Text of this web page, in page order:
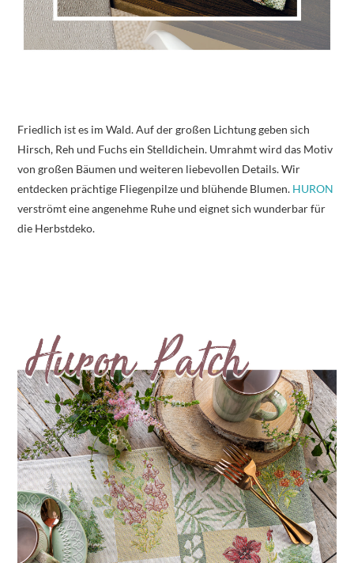
Friedlich ist es im Wald. Auf der großen Lichtung geben sich
Hirsch, Reh und Fuchs ein Stelldichein. Umrahmt wird das Motiv
von großen Bäumen und weiteren liebevollen Details. Wir
entdecken prächtige Fliegenpilze und blühende Blumen. HURON
verströmt eine angenehme Ruhe und eignet sich wunderbar für
die Herbstdeko.